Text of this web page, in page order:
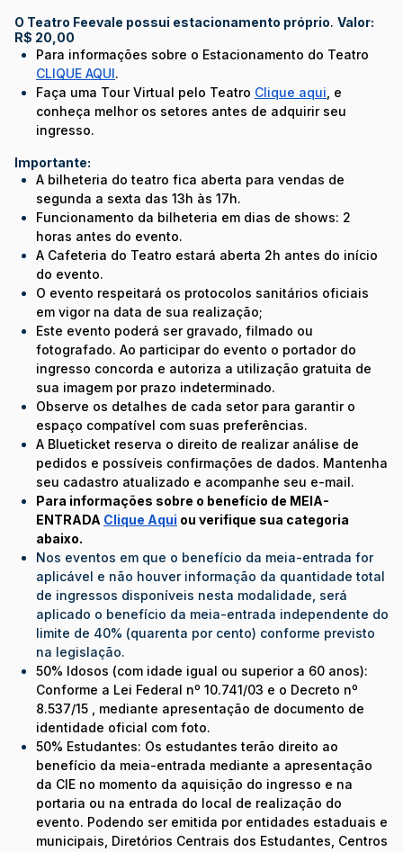
O Teatro Feevale possui estacionamento próprio. Valor:
R$ 20,00
Para informações sobre o Estacionamento do Teatro
CLIQUE AQUI.
Faça uma Tour Virtual pelo Teatro Clique aqui , e
conheça melhor os setores antes de adquirir seu
ingresso.
Importante:
A bilheteria do teatro fica aberta para vendas de
segunda a sexta das 13h às 17h.
Funcionamento da bilheteria em dias de shows: 2
horas antes do evento.
A Cafeteria do Teatro estará aberta 2h antes do início
do evento.
O evento respeitará os protocolos sanitários oficiais
em vigor na data de sua realização;
Este evento poderá ser gravado, filmado ou
fotografado. Ao participar do evento o portador do
ingresso concorda e autoriza a utilização gratuita de
sua imagem por prazo indeterminado.
Observe os detalhes de cada setor para garantir o
espaço compatível com suas preferências.
A Blueticket reserva o direito de realizar análise de
pedidos e possíveis confirmações de dados. Mantenha
seu cadastro atualizado e acompanhe seu e-mail.
Para informações sobre o benefício de MEIA-
ENTRADA Clique Aqui ou verifique sua categoria
abaixo.
Nos eventos em que o benefício da meia-entrada for
aplicável e não houver informação da quantidade total
de ingressos disponíveis nesta modalidade, será
aplicado o benefício da meia-entrada independente do
limite de 40% (quarenta por cento) conforme previsto
na legislação.
50% Idosos (com idade igual ou superior a 60 anos):
Conforme a Lei Federal nº 10.741/03 e o Decreto nº
8.537/15 , mediante apresentação de documento de
identidade oficial com foto.
50% Estudantes: Os estudantes terão direito ao
benefício da meia-entrada mediante a apresentação
da CIE no momento da aquisição do ingresso e na
portaria ou na entrada do local de realização do
evento. Podendo ser emitida por entidades estaduais e
municipais, Diretórios Centrais dos Estudantes, Centros